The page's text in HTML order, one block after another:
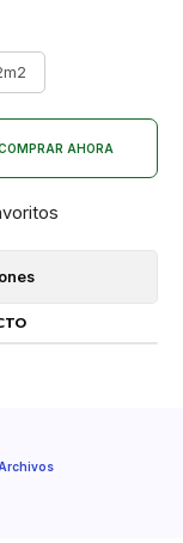
AHORA
Archivos